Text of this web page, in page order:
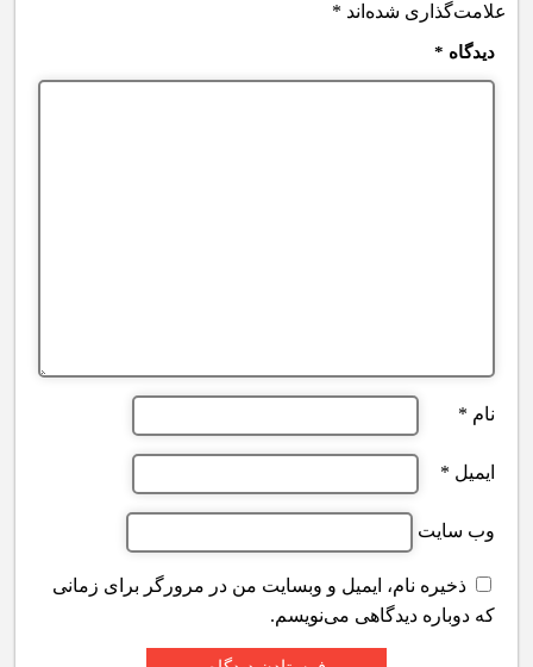
علامت‌گذاری شده‌اند *
دیدگاه *
نام *
ایمیل *
وب‌ سایت
ذخیره نام، ایمیل و وبسایت من در مرورگر برای زمانی
که دوباره دیدگاهی می‌نویسم.